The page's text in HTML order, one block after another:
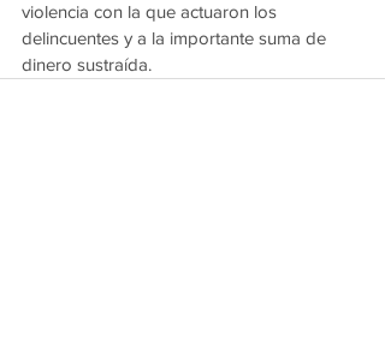
violencia con la que actuaron los
delincuentes y a la importante suma de
dinero sustraída.